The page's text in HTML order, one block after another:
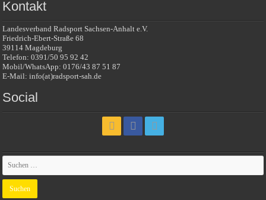
Kontakt
Landesverband Radsport Sachsen-Anhalt e.V.
Friedrich-Ebert-Straße 68
39114 Magdeburg
Telefon: 0391/50 95 92 42
Mobil/WhatsApp: 0176/43 87 51 87
E-Mail: info(at)radsport-sah.de
Social